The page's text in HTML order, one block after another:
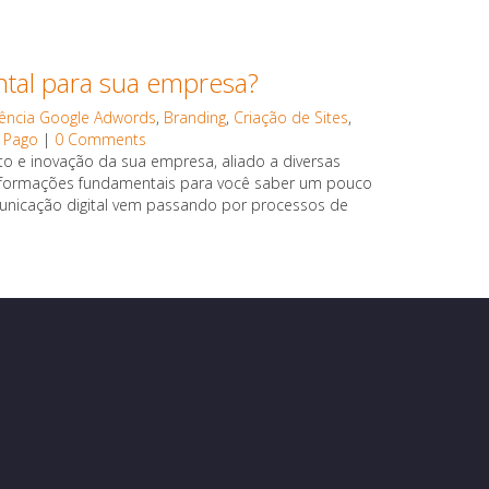
para sua empresa?
Google Adwords, Branding, Criação de Sites,
| 0 Comments
e inovação da sua empresa, aliado a diversas
fundamentais para você saber um pouco
digital vem passando por processos de